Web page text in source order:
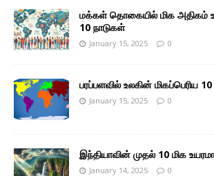
மக்கள் தொகையில் மிக அதிகம்
10 நாடுகள்
January 15, 2025 0
பரப்பளவில் உலகின் மிகப்பெரிய
January 15, 2025 0
இந்தியாவின் முதல் 10 மிக
January 14, 2025 0